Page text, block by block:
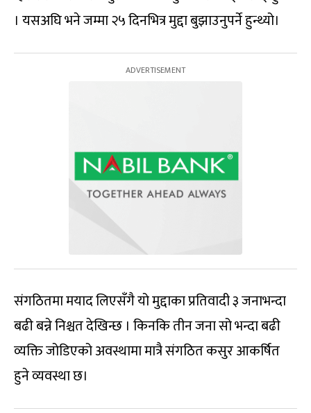
। यसअघि भने जम्मा २५ दिनभित्र मुद्दा बुझाउनुपर्ने हुन्थ्यो।
संगठितमा मयाद लिएसँगै यो मुद्दाका प्रतिवादी ३ जनाभन्दा
बढी बन्ने निश्चत देखिन्छ । किनकि तीन जना सो भन्दा बढी
व्यक्ति जोडिएको अवस्थामा मात्रै संगठित कसुर आकर्षित
हुने व्यवस्था छ।